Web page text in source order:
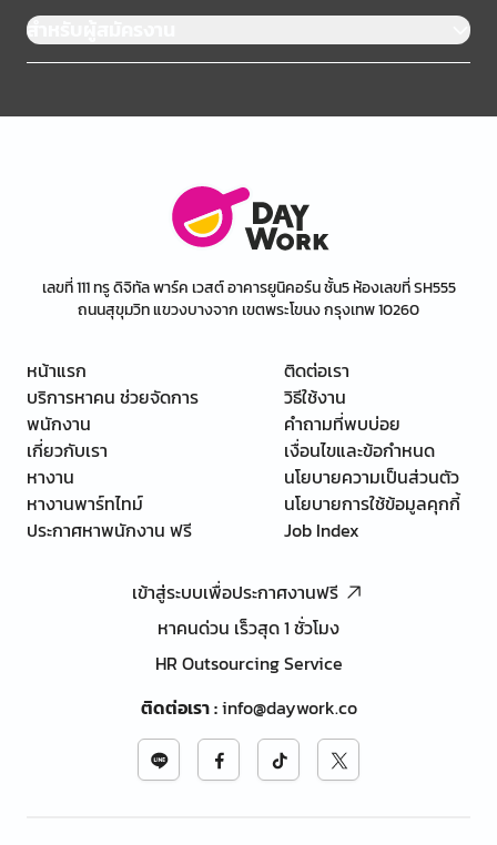
สำหรับผู้สมัครงาน
เลขที่ 111 ทรู ดิจิทัล พาร์ค เวสต์ อาคารยูนิคอร์น ชั้น5 ห้องเลขที่ SH555
ถนนสุขุมวิท แขวงบางจาก เขตพระโขนง กรุงเทพ 10260
หน้าแรก
บริการหาคน ช่วยจัดการ
พนักงาน
เกี่ยวกับเรา
หางาน
หางานพาร์ทไทม์
ประกาศหาพนักงาน ฟรี
ติดต่อเรา
วิธีใช้งาน
คำถามที่พบบ่อย
เงื่อนไขและข้อกำหนด
นโยบายความเป็นส่วนตัว
นโยบายการใช้ข้อมูลคุกกี้
Job Index
เข้าสู่ระบบเพื่อประกาศงานฟรี
หาคนด่วน เร็วสุด 1 ชั่วโมง
HR Outsourcing Service
ติดต่อเรา:info@daywork.co